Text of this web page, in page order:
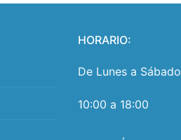
HORARIO:
De Lunes a Sábado
10:00 a 18:00